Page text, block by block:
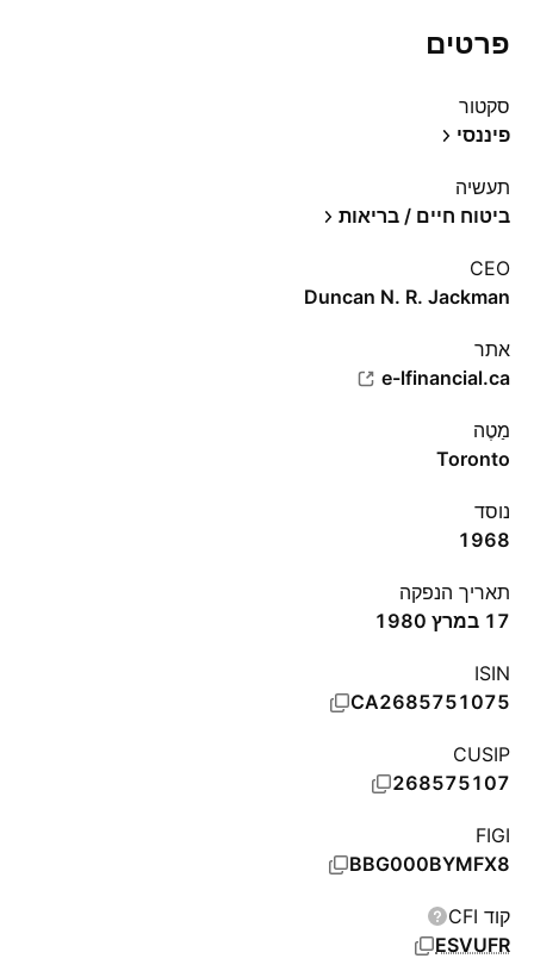
פרטים
סקטור
פיננסי
תעשיה
ביטוח חיים / בריאות
CEO
Duncan N. R. Jackman
אתר‏
e-lfinancial.ca
מַטֶה
Toronto
נוסד
1968
תאריך הנפקה
17 במרץ 1980
ISIN
CA2685751075
CUSIP
268575107
FIGI
BBG000BYMFX8
קוד CFI
ESVUFR